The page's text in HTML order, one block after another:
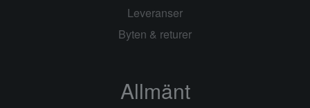
Leveranser
Byten & returer
Allmänt